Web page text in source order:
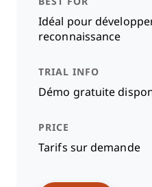
Idéal pour
reconnaissance
Démo gratuite
Tarifs sur demande